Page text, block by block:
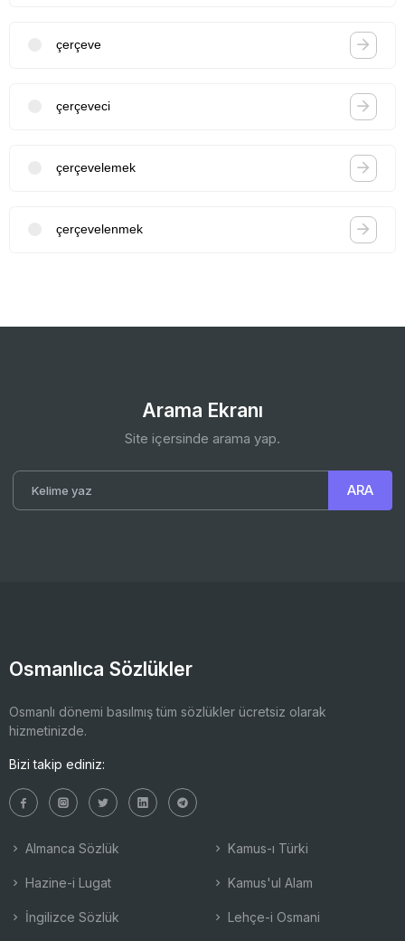
çerçeve
çerçeveci
çerçevelemek
çerçevelenmek
Arama Ekranı
Site içersinde arama yap.
Osmanlıca Sözlükler
Osmanlı dönemi basılmış tüm sözlükler ücretsiz olarak
hizmetinizde.
Bizi takip ediniz:
Almanca Sözlük
Hazine-i Lugat
İngilizce Sözlük
Kamus-ı Türki
Kamus'ul Alam
Lehçe-i Osmani